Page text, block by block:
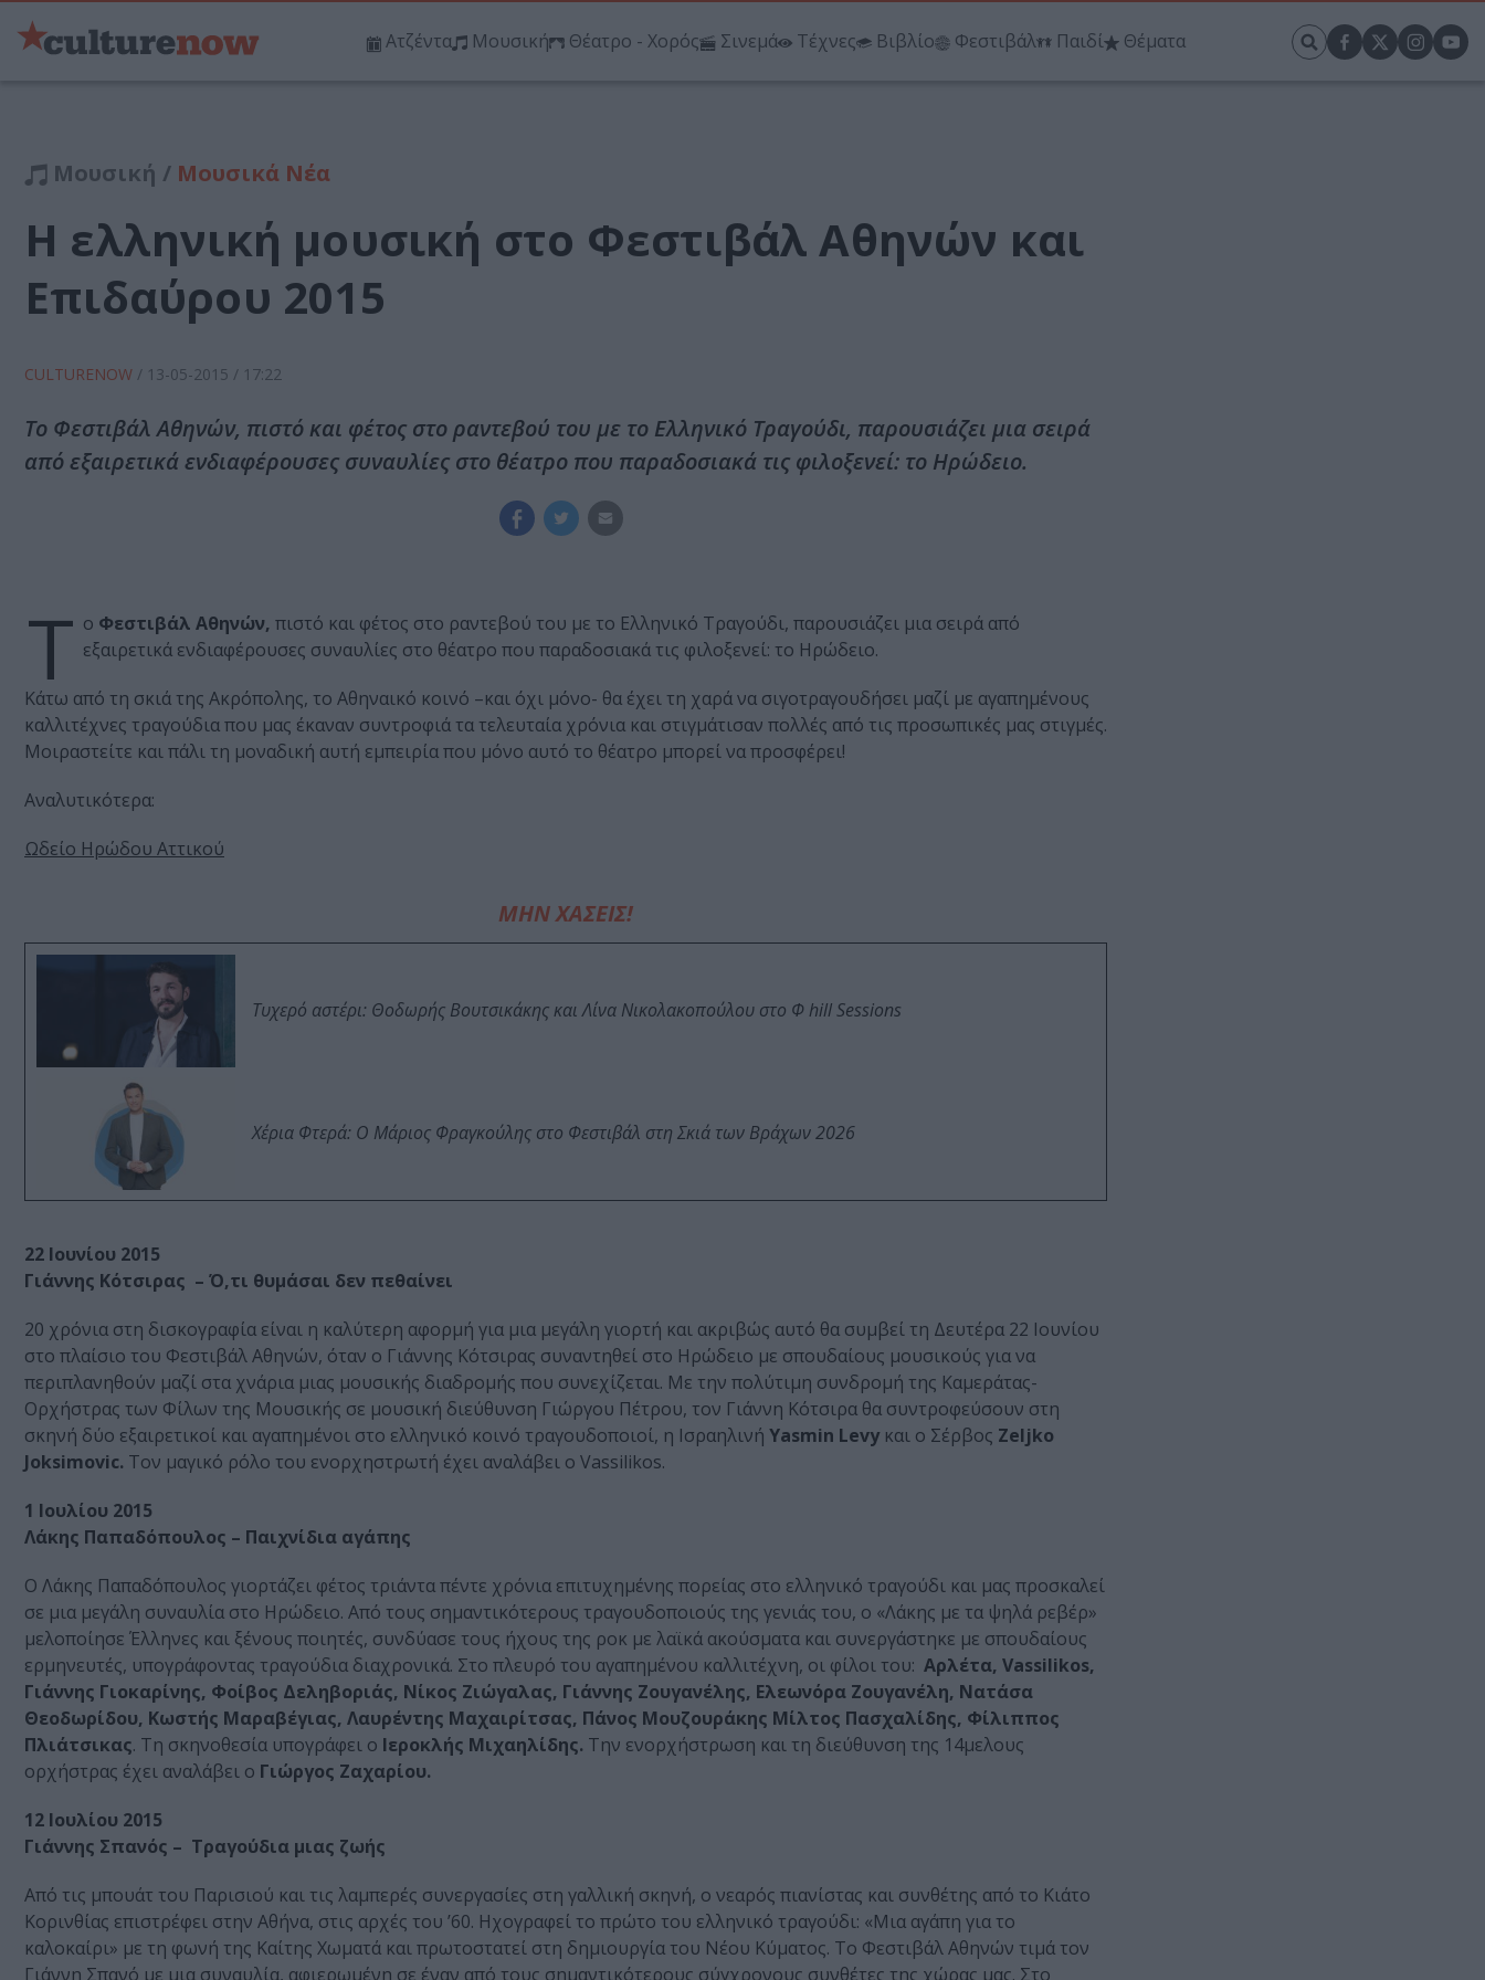
Ατζέντα Μουσική Θέατρο - Χορός Σινεμά Τέχνες Βιβλίο Φεστιβάλ Παιδί Θέματα
Μουσική / Μουσικά Νέα
Η ελληνική μουσική στο Φεστιβάλ Αθηνών και
Επιδαύρου 2015
CULTURENOW / 13-05-2015 / 17:22
To Φεστιβάλ Αθηνών, πιστό και φέτος στο ραντεβού του με το Ελληνικό Τραγούδι, παρουσιάζει μια σειρά
από εξαιρετικά ενδιαφέρουσες συναυλίες στο θέατρο που παραδοσιακά τις φιλοξενεί: το Ηρώδειο.
T o Φεστιβάλ Αθηνών, πιστό και φέτος στο ραντεβού του με το Ελληνικό Τραγούδι, παρουσιάζει μια σειρά από
εξαιρετικά ενδιαφέρουσες συναυλίες στο θέατρο που παραδοσιακά τις φιλοξενεί: το Ηρώδειο.
Κάτω από τη σκιά της Ακρόπολης, το Αθηναικό κοινό –και όχι μόνο- θα έχει τη χαρά να σιγοτραγουδήσει μαζί με αγαπημένους
καλλιτέχνες τραγούδια που μας έκαναν συντροφιά τα τελευταία χρόνια και στιγμάτισαν πολλές από τις προσωπικές μας στιγμές.
Μοιραστείτε και πάλι τη μοναδική αυτή εμπειρία που μόνο αυτό το θέατρο μπορεί να προσφέρει!
Αναλυτικότερα:
Ωδείο Ηρώδου Αττικού
ΜΗΝ ΧΑΣΕΙΣ!
Τυχερό αστέρι: Θοδωρής Βουτσικάκης και Λίνα Νικολακοπούλου στο Φ hill Sessions
Χέρια Φτερά: Ο Μάριος Φραγκούλης στο Φεστιβάλ στη Σκιά των Βράχων 2026
22 Ιουνίου 2015
Γιάννης Κότσιρας – Ό,τι θυμάσαι δεν πεθαίνει
20 χρόνια στη δισκογραφία είναι η καλύτερη αφορμή για μια μεγάλη γιορτή και ακριβώς αυτό θα συμβεί τη Δευτέρα 22 Ιουνίου
στο πλαίσιο του Φεστιβάλ Αθηνών, όταν ο Γιάννης Κότσιρας συναντηθεί στο Ηρώδειο με σπουδαίους μουσικούς για να
περιπλανηθούν μαζί στα χνάρια μιας μουσικής διαδρομής που συνεχίζεται. Με την πολύτιμη συνδρομή της Καμεράτας-
Ορχήστρας των Φίλων της Μουσικής σε μουσική διεύθυνση Γιώργου Πέτρου, τον Γιάννη Κότσιρα θα συντροφεύσουν στη
σκηνή δύο εξαιρετικοί και αγαπημένοι στο ελληνικό κοινό τραγουδοποιοί, η Ισραηλινή Yasmin Levy και ο Σέρβος Zeljko
Joksimovic. Τον μαγικό ρόλο του ενορχηστρωτή έχει αναλάβει ο Vassilikos.
1 Ιουλίου 2015
Λάκης Παπαδόπουλος – Παιχνίδια αγάπης
Ο Λάκης Παπαδόπουλος γιορτάζει φέτος τριάντα πέντε χρόνια επιτυχημένης πορείας στο ελληνικό τραγούδι και μας προσκαλεί
σε μια μεγάλη συναυλία στο Ηρώδειο. Από τους σημαντικότερους τραγουδοποιούς της γενιάς του, o «Λάκης με τα ψηλά ρεβέρ»
μελοποίησε Έλληνες και ξένους ποιητές, συνδύασε τους ήχους της ροκ με λαϊκά ακούσματα και συνεργάστηκε με σπουδαίους
ερμηνευτές, υπογράφοντας τραγούδια διαχρονικά. Στο πλευρό του αγαπημένου καλλιτέχνη, οι φίλοι του: Αρλέτα, Vassilikos,
Γιάννης Γιοκαρίνης, Φοίβος Δεληβοριάς, Νίκος Ζιώγαλας, Γιάννης Ζουγανέλης, Ελεωνόρα Ζουγανέλη, Νατάσα
Θεοδωρίδου, Κωστής Μαραβέγιας, Λαυρέντης Μαχαιρίτσας, Πάνος Μουζουράκης Μίλτος Πασχαλίδης, Φίλιππος
Πλιάτσικας. Τη σκηνοθεσία υπογράφει ο Ιεροκλής Μιχαηλίδης. Την ενορχήστρωση και τη διεύθυνση της 14μελους
ορχήστρας έχει αναλάβει ο Γιώργος Ζαχαρίου.
12 Ιουλίου 2015
Γιάννης Σπανός – Τραγούδια μιας ζωής
Από τις μπουάτ του Παρισιού και τις λαμπερές συνεργασίες στη γαλλική σκηνή, ο νεαρός πιανίστας και συνθέτης από το Κιάτο
Κορινθίας επιστρέφει στην Αθήνα, στις αρχές του ’60. Ηχογραφεί το πρώτο του ελληνικό τραγούδι: «Μια αγάπη για το
καλοκαίρι» με τη φωνή της Καίτης Χωματά και πρωτοστατεί στη δημιουργία του Νέου Κύματος. Το Φεστιβάλ Αθηνών τιμά τον
Γιάννη Σπανό με μια συναυλία, αφιερωμένη σε έναν από τους σημαντικότερους σύγχρονους συνθέτες της χώρας μας. Στο